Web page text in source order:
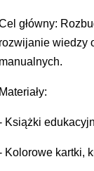
główny:
wiedzy
Książki
Kolorowe kartki,